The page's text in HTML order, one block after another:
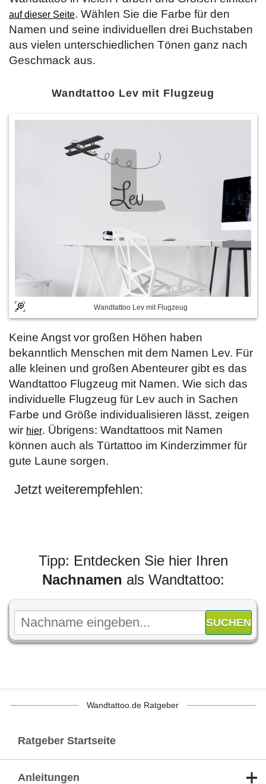
auf dieser Seite. Wählen Sie die Farbe für den
Namen und seine individuellen drei Buchstaben
aus vielen unterschiedlichen Tönen ganz nach
Geschmack aus.
Wandtattoo Lev mit Flugzeug
Wandtattoo Lev mit Flugzeug
Keine Angst vor großen Höhen haben
bekanntlich Menschen mit dem Namen Lev. Für
alle kleinen und großen Abenteurer gibt es das
Wandtattoo Flugzeug mit Namen. Wie sich das
individuelle Flugzeug für Lev auch in Sachen
Farbe und Größe individualisieren lässt, zeigen
wir hier. Übrigens: Wandtattoos mit Namen
können auch als Türtattoo im Kinderzimmer für
gute Laune sorgen.
Jetzt weiterempfehlen:
Tipp: Entdecken Sie hier Ihren
Nachnamen als Wandtattoo:
Wandtattoo.de Ratgeber
Ratgeber Startseite
Anleitungen